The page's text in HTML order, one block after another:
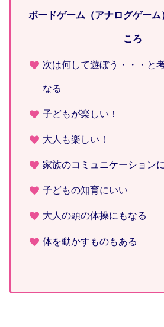
ボードゲーム（アナログゲーム
ころ
次は何して遊ぼう・・・と
なる
子どもが楽しい！
大人も楽しい！
家族のコミュニケーション
子どもの知育にいい
大人の頭の体操にもなる
体を動かすものもある